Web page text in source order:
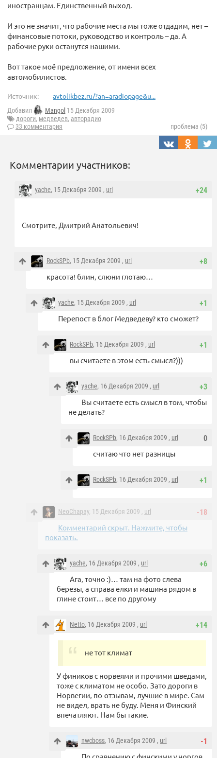
иностранцам. Единственный выход.
И это не значит, что рабочие места мы тоже отдадим, нет –
финансовые потоки, руководство и контроль – да. А
рабочие руки останутся нашими.
Вот такое моё предложение, от имени всех
автомобилистов.
Источник: avtolikbez.ru/?an=aradiopage&u...
Добавил Mangol 15 Декабря 2009
дороги, медведев, авторадио
33 комментария
проблема (5)
Комментарии участников:
+24
yache, 15 Декабря 2009 , url
Cмотрите, Дмитрий Анатольевич!
+8
RockSPb, 15 Декабря 2009 , url
красота! блин, слюни глотаю…
+1
yache, 15 Декабря 2009 , url
Перепост в блог Медведеву? кто сможет?
+1
RockSPb, 16 Декабря 2009 , url
вы считаете в этом есть смысл?)))
+3
yache, 16 Декабря 2009 , url
Вы считаете есть смысл в том, чтобы
не делать?
0
RockSPb, 16 Декабря 2009 , url
считаю что нет разницы
+1
RockSPb, 16 Декабря 2009 , url
-18
NeoChapay, 15 Декабря 2009 , url
Комментарий скрыт. Нажмите, чтобы
показать.
+6
yache, 16 Декабря 2009 , url
Ага, точно :)… там на фото слева
березы, а справа елки и машина рядом в
глине стоит… все по другому
+14
Netto, 16 Декабря 2009 , url
не тот климат
У фиников с норвеями и прочими шведами,
тоже с климатом не особо. Зато дороги в
Норвегии, по-отзывам, лучшие в мире. Сам
не видел, врать не буду. Меня и Финский
впечатляют. Нам бы такие.
-1
nwcboss, 16 Декабря 2009 , url